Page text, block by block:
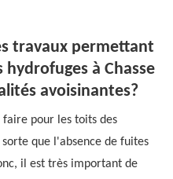
travaux permettant
à Chasse
avoisinantes?
pour les toits des
que l'absence de fuites
il est très important de